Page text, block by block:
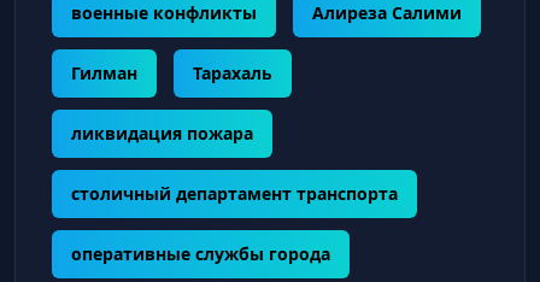
военные конфликты Алиреза Салими
Гилман Тарахаль
ликвидация пожара
столичный департамент транспорта
оперативные службы города